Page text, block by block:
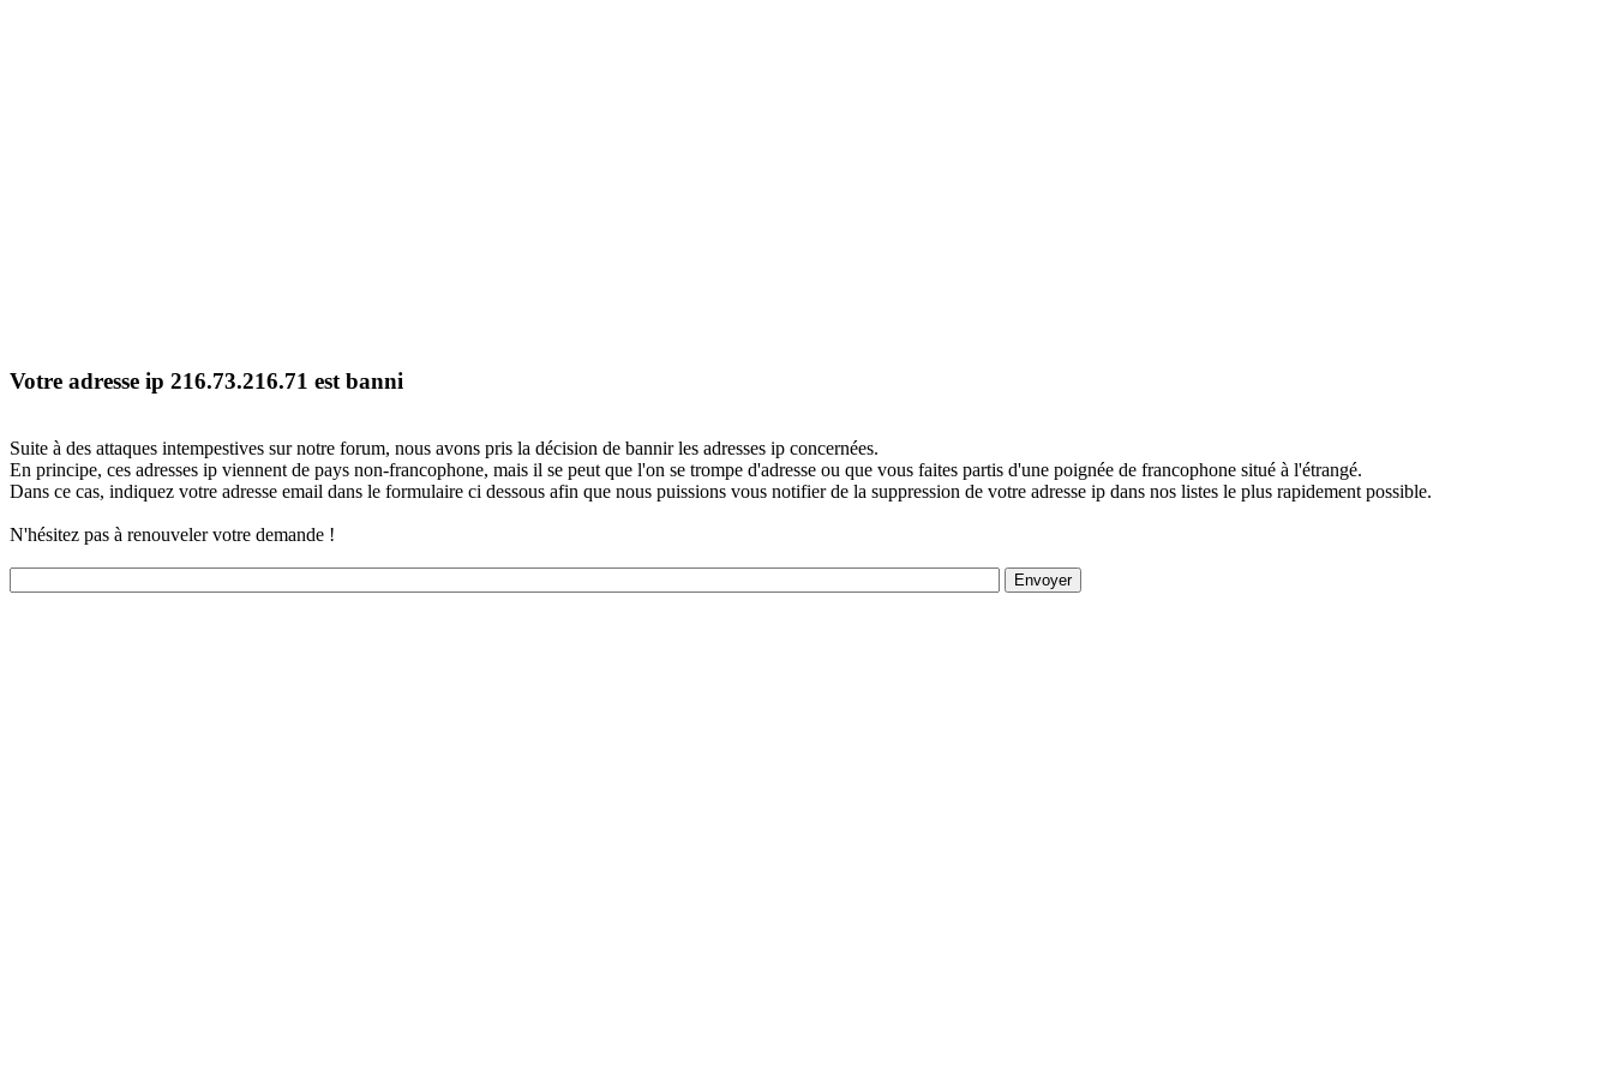
Votre adresse ip 216.73.216.71 est banni
Suite à des attaques intempestives sur notre forum, nous avons pris la décision de bannir les adresses ip concernées.
En principe, ces adresses ip viennent de pays non-francophone, mais il se peut que l'on se trompe d'adresse ou que vous faites partis d'une poignée de francophone situé à l'étrangé.
Dans ce cas, indiquez votre adresse email dans le formulaire ci dessous afin que nous puissions vous notifier de la suppression de votre adresse ip dans nos listes le plus rapidement possible.
N'hésitez pas à renouveler votre demande !